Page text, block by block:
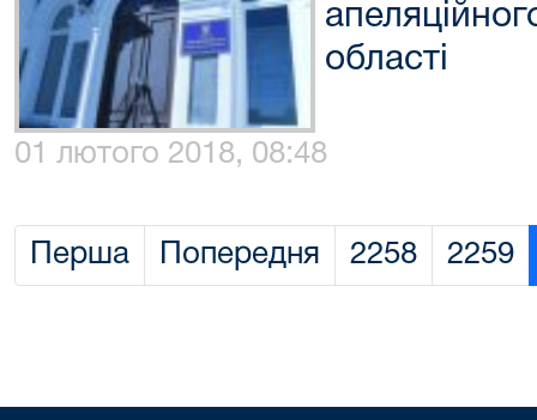
області
01 лютого 2018, 08:48
Перша Попередня 2258 2259